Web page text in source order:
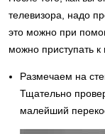
телевизора, надо
это можно при
можно приступать к
Размечаем на
Тщательно
малейший